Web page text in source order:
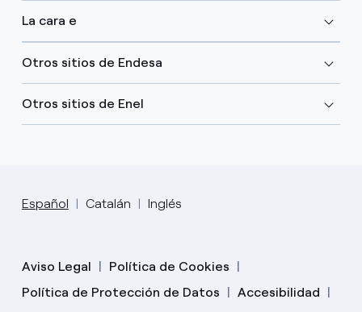
La cara e
Otros sitios de Endesa
Otros sitios de Enel
Español Catalán Inglés
Aviso Legal
Política de Cookies
Política de Protección de Datos
Accesibilidad